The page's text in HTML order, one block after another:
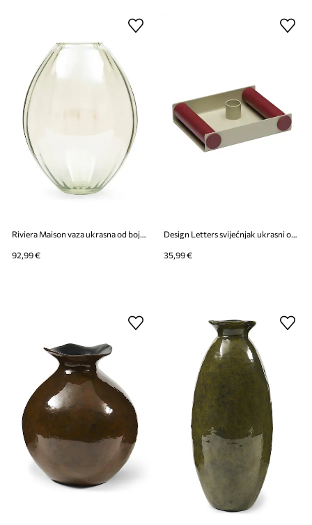
Riviera Maison vaza ukrasna od bojanog stakla 29 x 38 cm
92,99 €
Design Letters svijećnjak ukrasni od čelika s praškastim premazom 15 x 12 x 3,2 cm
35,99 €